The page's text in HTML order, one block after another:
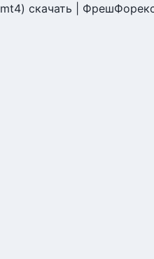
скачать
скачать |